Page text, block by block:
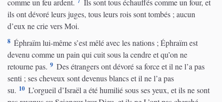
ils ont dévoré leurs juges, tous leurs rois sont tombés ; aucun
d’eux ne crie vers Moi.
8 Éphraïm lui-même s’est mêlé avec les nations ; Éphraïm est
devenu comme un pain qui cuit sous la cendre et qu’on ne
retourne pas. 9 Des étrangers ont dévoré sa force et il ne l’a pas
senti ; ses cheveux sont devenus blancs et il ne l’a pas
su. 10 L’orgueil d’Israël a été humilié sous ses yeux, et ils ne sont